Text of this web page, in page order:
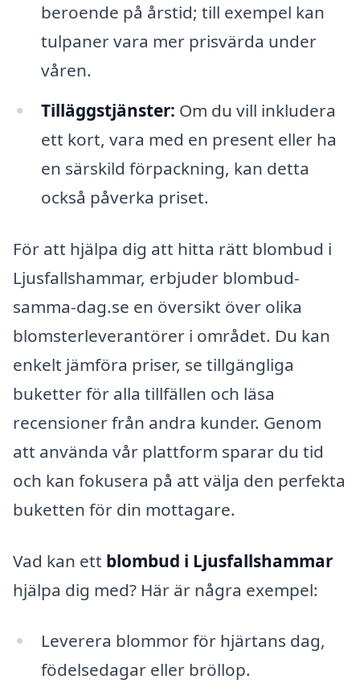
beroende på årstid; till exempel kan
tulpaner vara mer prisvärda under
våren.
Tilläggstjänster: Om du vill inkludera
ett kort, vara med en present eller ha
en särskild förpackning, kan detta
också påverka priset.
För att hjälpa dig att hitta rätt blombud i
Ljusfallshammar, erbjuder blombud-
samma-dag.se en översikt över olika
blomsterleverantörer i området. Du kan
enkelt jämföra priser, se tillgängliga
buketter för alla tillfällen och läsa
recensioner från andra kunder. Genom
att använda vår plattform sparar du tid
och kan fokusera på att välja den perfekta
buketten för din mottagare.
Vad kan ett blombud i Ljusfallshammar
hjälpa dig med? Här är några exempel:
Leverera blommor för hjärtans dag,
födelsedagar eller bröllop.